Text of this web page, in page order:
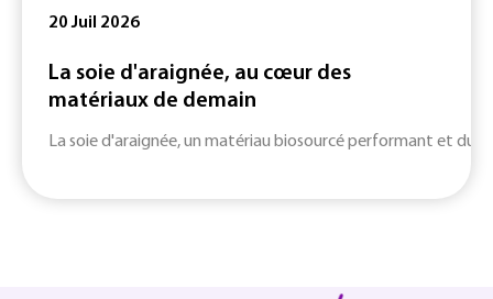
20 Juil 2026
La soie d'araignée, au cœur des
matériaux de demain
La soie d'araignée, un matériau biosourcé performant et